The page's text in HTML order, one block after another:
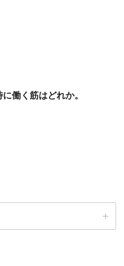
働く筋はどれか。